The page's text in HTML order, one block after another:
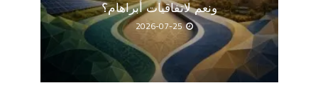
ونعم لاتفاقيات أبراهام؟
2026-07-25